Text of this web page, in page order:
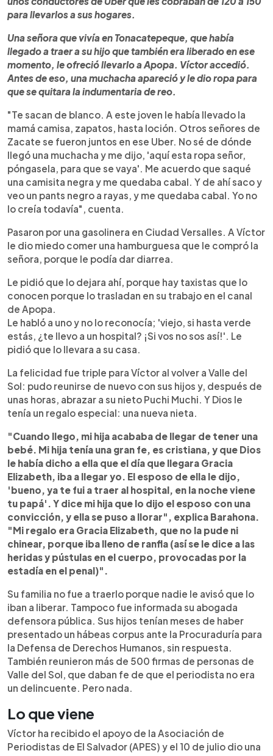
para llevarlos a sus hogares.
Una señora que vivía en Tonacatepeque, que había
llegado a traer a su hijo que también era liberado en ese
momento, le ofreció llevarlo a Apopa. Víctor accedió.
Antes de eso, una muchacha apareció y le dio ropa para
que se quitara la indumentaria de reo.
"Te sacan de blanco. A este joven le había llevado la
mamá camisa, zapatos, hasta loción. Otros señores de
Zacate se fueron juntos en ese Uber. No sé de dónde
llegó una muchacha y me dijo, 'aquí esta ropa señor,
póngasela, para que se vaya'. Me acuerdo que saqué
una camisita negra y me quedaba cabal. Y de ahí saco y
veo un pants negro a rayas, y me quedaba cabal. Yo no
lo creía todavía", cuenta.
Pasaron por una gasolinera en Ciudad Versalles. A Víctor
le dio miedo comer una hamburguesa que le compró la
señora, porque le podía dar diarrea.
Le pidió que lo dejara ahí, porque hay taxistas que lo
conocen porque lo trasladan en su trabajo en el canal
de Apopa.
Le habló a uno y no lo reconocía; 'viejo, si hasta verde
estás, ¿te llevo a un hospital? ¡Si vos no sos así!'. Le
pidió que lo llevara a su casa.
La felicidad fue triple para Víctor al volver a Valle del
Sol: pudo reunirse de nuevo con sus hijos y, después de
unas horas, abrazar a su nieto Puchi Muchi. Y Dios le
tenía un regalo especial: una nueva nieta.
"Cuando llego, mi hija acababa de llegar de tener una
bebé. Mi hija tenía una gran fe, es cristiana, y que Dios
le había dicho a ella que el día que llegara Gracia
Elizabeth, iba a llegar yo. El esposo de ella le dijo,
'bueno, ya te fui a traer al hospital, en la noche viene
tu papá'. Y dice mi hija que lo dijo el esposo con una
convicción, y ella se puso a llorar", explica Barahona.
"Mi regalo era Gracia Elizabeth, que no la pude ni
chinear, porque iba lleno de ranfla (así se le dice a las
heridas y pústulas en el cuerpo, provocadas por la
estadía en el penal)".
Su familia no fue a traerlo porque nadie le avisó que lo
iban a liberar. Tampoco fue informada su abogada
defensora pública. Sus hijos tenían meses de haber
presentado un hábeas corpus ante la Procuraduría para
la Defensa de Derechos Humanos, sin respuesta.
También reunieron más de 500 firmas de personas de
Valle del Sol, que daban fe de que el periodista no era
un delincuente. Pero nada.
Lo que viene
Víctor ha recibido el apoyo de la Asociación de
Periodistas de El Salvador (APES) y el 10 de julio dio una